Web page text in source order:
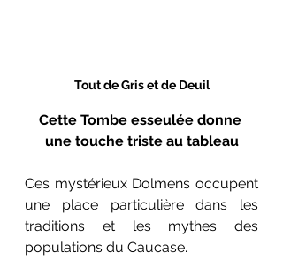
Tout de Gris et de Deuil
Cette Tombe esseulée donne
une touche triste au tableau
Ces mystérieux Dolmens occupent
une place particulière dans les
traditions et les mythes des
populations du Caucase.